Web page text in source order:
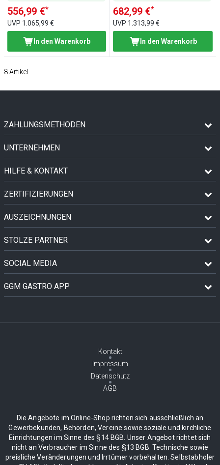
556,99 €*
UVP 1.065,99 €
In den Warenkorb
682,99 €*
UVP 1.313,99 €
In den Warenkorb
8Artikel
ZAHLUNGSMETHODEN
UNTERNEHMEN
HILFE & KONTAKT
ZERTIFIZIERUNGEN
AUSZEICHNUNGEN
STOLZE PARTNER
SOCIAL MEDIA
GGM GASTRO APP
Kontakt
Impressum
Datenschutz
AGB
Die Angebote im Online-Shop richten sich ausschließlich an
Gewerbekunden, Behörden, Vereine sowie soziale und kirchliche
Einrichtungen im Sinne des §14 BGB. Unser Angebot richtet sich
nicht an Verbraucher im Sinne des §13 BGB. Technische sowie
preisliche Veränderungen und Irrtümer vorbehalten. Selbstabholer